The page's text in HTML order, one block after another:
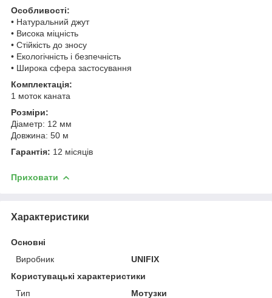
Особливості:
• Натуральний джут
• Висока міцність
• Стійкість до зносу
• Екологічність і безпечність
• Широка сфера застосування
Комплектація:
1 моток каната
Розміри:
Діаметр: 12 мм
Довжина: 50 м
Гарантія: 12 місяців
Приховати
Характеристики
Основні
Виробник
UNIFIX
Користувацькі характеристики
Тип
Мотузки